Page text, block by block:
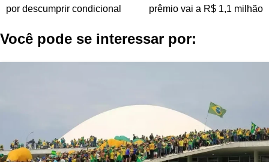
depor descumprir condicional prêmio vai a R$ 1,1 milhão
Você pode se interessar por: